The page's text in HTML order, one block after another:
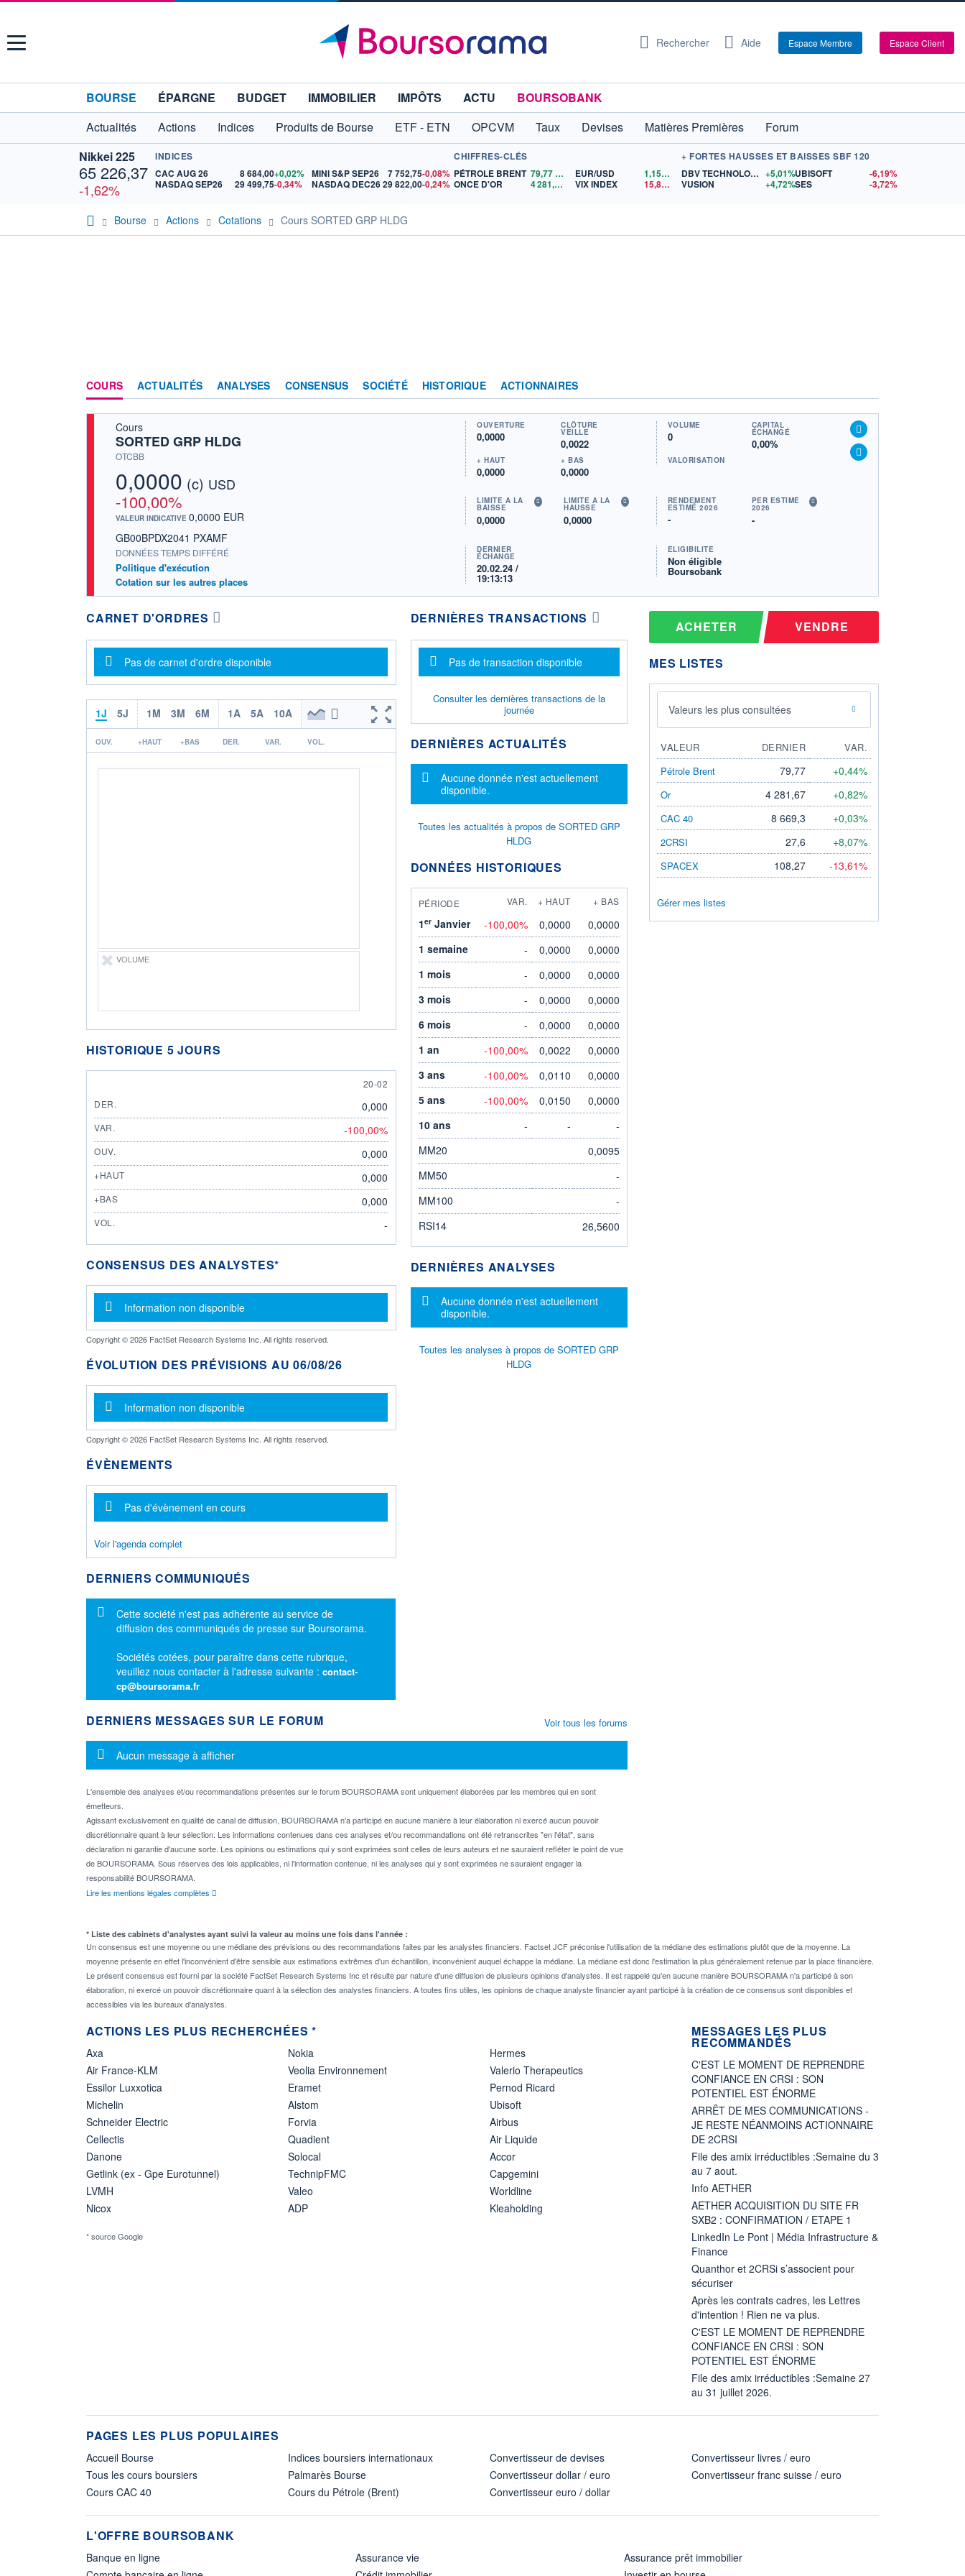
Menu Rechercher Aide Espace Membre Espace Client
BOURSE ÉPARGNE BUDGET IMMOBILIER IMPÔTS ACTU
BOURSOBANK
Actualités
Actions Indices Produits de Bourse ETF - ETN OPCVM Taux Devises Matières Premières
Forum
Nikkei 225
65 226,37
-1,62%
INDICES
CAC AUG 26
8 684,00+0,02%
NASDAQ SEP26
29 499,75-0,34%
MINI S&P SEP26 7 752,75-0,08%
NASDAQ DEC2629 822,00-0,24%
CHIFFRES-CLÉS
PÉTROLE BRENT 79,77
ONCE D'OR
4 281,67 $US
EUR/USD 1,1558
$US
VIX INDEX
15,81$US
+ FORTES HAUSSES ET BAISSES SBF 120
DBV TECHNOLOGIES +5,01%
VUSION
+4,72%
UBISOFT
-6,19%
SES
-3,72%
Bourse Actions Cotations Cours SORTED GRP HLDG
COURS ACTUALITÉS ANALYSES CONSENSUS SOCIÉTÉ HISTORIQUE ACTIONNAIRES
Cours
SORTED GRP HLDG
OTCBB
0,0000 (c) USD
-100,00%
VALEUR INDICATIVE 0,0000 EUR
GB00BPDX2041 PXAMF
DONNÉES TEMPS DIFFÉRÉ
Politique d'exécution
Cotation sur les autres places
OUVERTURE
0,0000
CLÔTURE
VEILLE
0,0022
+ HAUT
0,0000
+ BAS
0,0000
VOLUME
0
CAPITAL
ÉCHANGÉ
0,00%
VALORISATION
LIMITE À LA
BAISSE
0,0000
LIMITE À LA
HAUSSE
0,0000
RENDEMENT
ESTIMÉ 2026
-
PER ESTIMÉ
2026
-
DERNIER
ÉCHANGE
20.02.24 /
19:13:13
ÉLIGIBILITÉ
Non éligible
Boursobank
CARNET D'ORDRES
Message d'information
Pas de carnet d'ordre disponible
1J 5J 1M 3M 6M 1A 5A 10A
OUV. +HAUT +BAS DER. VAR. VOL.
VOLUME
HISTORIQUE 5 JOURS
20 FEBRUARY
20-02
DER.
0,000
VAR. -100,00%
OUV. 0,000
+HAUT 0,000
+BAS 0,000
VOL. -
CONSENSUS DES ANALYSTES*
Message d'information
Information non disponible
Copyright © 2026 FactSet Research Systems Inc. All rights reserved.
ÉVOLUTION DES PRÉVISIONS AU 06/08/26
Message d'information
Information non disponible
Copyright © 2026 FactSet Research Systems Inc. All rights reserved.
ÉVÈNEMENTS
Message d'information
Pas d'évènement en cours
Voir l'agenda complet
DERNIERS COMMUNIQUÉS
Message d'information
Cette société n'est pas adhérente au service de
diffusion des communiqués de presse sur Boursorama.
Sociétés cotées, pour paraître dans cette rubrique,
veuillez nous contacter à l'adresse suivante : contact-
cp@boursorama.fr
DERNIÈRES TRANSACTIONS
Message d'information
Pas de transaction disponible
Consulter les dernières transactions de la
journée
DERNIÈRES ACTUALITÉS
Message d'information
Aucune donnée n'est actuellement
disponible.
Toutes les actualités à propos de SORTED GRP
HLDG
DONNÉES HISTORIQUES
PÉRIODE VAR. + HAUT + BAS
1erJanvier -100,00% 0,0000
0,0000
1 semaine
- 0,0000
0,0000
1 mois
- 0,0000
0,0000
3 mois
- 0,0000
0,0000
6 mois
- 0,0000
0,0000
1 an
-100,00% 0,0022
0,0000
3 ans
-100,00% 0,0110
0,0000
5 ans
-100,00% 0,0150
0,0000
10 ans
- -
-
MM20
0,0095
MM50
-
MM100
-
RSI14
26,5600
DERNIÈRES ANALYSES
Message d'information
Aucune donnée n'est actuellement
disponible.
Toutes les analyses à propos de SORTED GRP
HLDG
DERNIERS MESSAGES SUR LE FORUM
Message d'information
Aucun message à afficher
L'ensemble des analyses et/ou recommandations présentes sur le forum BOURSORAMA sont uniquement élaborées par les membres qui en sont
émetteurs.
Agissant exclusivement en qualité de canal de diffusion, BOURSORAMA n'a participé en aucune manière à leur élaboration ni exercé aucun pouvoir
discrétionnaire quant à leur sélection. Les informations contenues dans ces analyses et/ou recommandations ont été retranscrites "en l'état", sans
déclaration ni garantie d'aucune sorte. Les opinions ou estimations qui y sont exprimées sont celles de leurs auteurs et ne sauraient refléter le point de vue
de BOURSORAMA. Sous réserves des lois applicables, ni l'information contenue, ni les analyses qui y sont exprimées ne sauraient engager la
responsabilité BOURSORAMA.
Lire les mentions légales complètes
Voir tous les forums
ACHETER VENDRE
MES LISTES
Valeurs les plus consultées
VALEUR DERNIER
VAR.
Pétrole Brent
79,77 +0,44%
Or 4 281,67 +0,82%
CAC 40 8 669,3 +0,03%
2CRSI 27,6 +8,07%
SPACEX 108,27 -13,61%
Gérer mes listes
* Liste des cabinets d'analystes ayant suivi la valeur au moins une fois dans l'année :
Un consensus est une moyenne ou une médiane des prévisions ou des recommandations faites par les analystes financiers. Factset JCF préconise l'utilisation de la médiane des estimations plutôt que de la moyenne. La
moyenne présente en effet l'inconvénient d'être sensible aux estimations extrêmes d'un échantillon, inconvénient auquel échappe la médiane. La médiane est donc l'estimation la plus généralement retenue par la place financière.
Le présent consensus est fourni par la société FactSet Research Systems Inc et résulte par nature d'une diffusion de plusieurs opinions d'analystes. Il est rappelé qu'en aucune manière BOURSORAMA n'a participé à son
élaboration, ni exercé un pouvoir discrétionnaire quant à la sélection des analystes financiers. A toutes fins utiles, les opinions de chaque analyste financier ayant participé à la création de ce consensus sont disponibles et
accessibles via les bureaux d'analystes.
ACTIONS LES PLUS RECHERCHÉES *
Axa
Air France-KLM
Essilor Luxxotica
Michelin
Schneider Electric
Cellectis
Danone
Getlink (ex - Gpe Eurotunnel)
LVMH
Nicox
Nokia
Veolia Environnement
Eramet
Alstom
Forvia
Quadient
Solocal
TechnipFMC
Valeo
ADP
Hermes
Valerio Therapeutics
Pernod Ricard
Ubisoft
Airbus
Air Liquide
Accor
Capgemini
Worldline
Kleaholding
* source Google
MESSAGES LES PLUS
RECOMMANDÉS
C'EST LE MOMENT DE REPRENDRE
CONFIANCE EN CRSI : SON
POTENTIEL EST ÉNORME
ARRÊT DE MES COMMUNICATIONS -
JE RESTE NÉANMOINS ACTIONNAIRE
DE 2CRSI
File des amix irréductibles :Semaine du 3
au 7 aout.
Info AETHER
AETHER ACQUISITION DU SITE FR
SXB2 : CONFIRMATION / ETAPE 1
LinkedIn Le Pont | Média Infrastructure &
Finance
Quanthor et 2CRSi s’associent pour
sécuriser
Après les contrats cadres, les Lettres
d'intention ! Rien ne va plus.
C'EST LE MOMENT DE REPRENDRE
CONFIANCE EN CRSI : SON
POTENTIEL EST ÉNORME
File des amix irréductibles :Semaine 27
au 31 juillet 2026.
PAGES LES PLUS POPULAIRES
Accueil Bourse
Tous les cours boursiers
Cours CAC 40
Indices boursiers internationaux
Palmarès Bourse
Cours du Pétrole (Brent)
Convertisseur de devises
Convertisseur dollar / euro
Convertisseur euro / dollar
Convertisseur livres / euro
Convertisseur franc suisse / euro
L'OFFRE BOURSOBANK
Banque en ligne
Assurance vie
Assurance prêt immobilier